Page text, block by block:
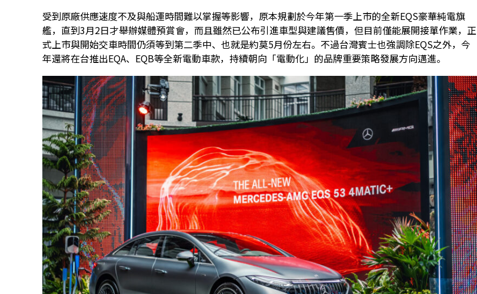
受到原廠供應速度不及與船運時間難以掌握等影響，原本規劃於今年第一季上市的全新EQS豪華純電旗
艦，直到3月2日才舉辦媒體預賞會，而且雖然已公布引進車型與建議售價，但目前僅能展開接單作業，正
式上市與開始交車時間仍須等到第二季中、也就是約莫5月份左右。不過台灣賓士也強調除EQS之外，今
年還將在台推出EQA、EQB等全新電動車款，持續朝向「電動化」的品牌重要策略發展方向邁進。